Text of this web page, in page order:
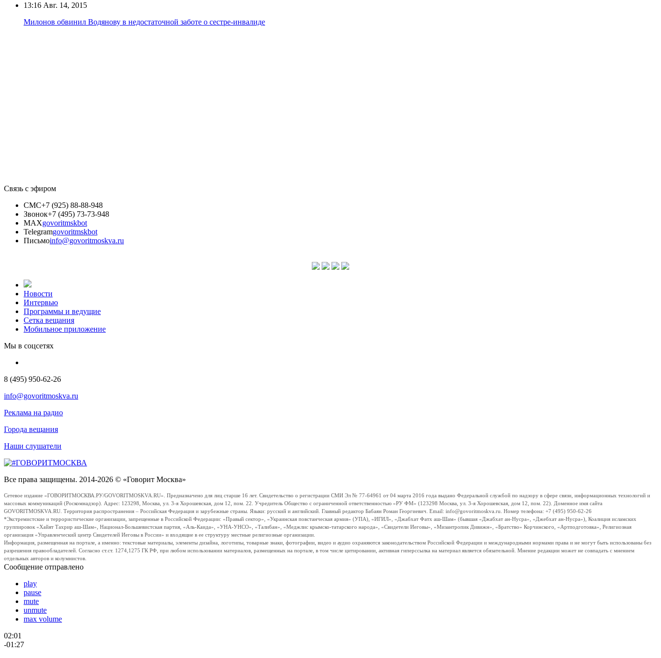
13:16 Авг. 14, 2015
Милонов обвинил Водянову в недостаточной заботе о сестре-инвалиде
Связь с эфиром
СМС+7 (925) 88-88-948
Звонок+7 (495) 73-73-948
MAXgovoritmskbot
Telegramgovoritmskbot
Письмоinfo@govoritmoskva.ru
Новости
Интервью
Программы и ведущие
Сетка вещания
Мобильное приложение
Мы в соцсетях
8 (495) 950-62-26
info@govoritmoskva.ru
Реклама на радио
Города вещания
Наши слушатели
Все права защищены. 2014-2026 © «Говорит Москва»
Сетевое издание «ГОВОРИТМОСКВА.РУ/GOVORITMOSKVA.RU». Предназначено для лиц старше 16 лет. Свидетельство о регистрации СМИ Эл № 77-64961 от 04 марта 2016 года выдано Федеральной службой по надзору в сфере связи, информационных технологий и
массовых коммуникаций (Роскомнадзор). Адрес: 123298, Москва, ул. 3-я Хорошевская, дом 12, пом. 22. Учредитель Общество с ограниченной ответственностью «РУ ФМ» (123298 Москва, ул. 3-я Хорошевская, дом 12, пом. 22). Доменное имя сайта
GOVORITMOSKVA.RU. Территория распространения – Российская Федерация и зарубежные страны. Языки: русский и английский. Главный редактор Бабаян Роман Георгиевич. Email: info@govoritmoskva.ru. Номер телефона: +7 (495) 950-62-26
*Экстремистские и террористические организации, запрещенные в Российской Федерации: «Правый сектор», «Украинская повстанческая армия» (УПА), «ИГИЛ», «Джабхат Фатх аш-Шам» (бывшая «Джабхат ан-Нусра», «Джебхат ан-Нусра»), Коалиция исламских
группировок «Хайят Тахрир аш-Шам», Национал-Большевистская партия, «Аль-Каида», «УНА-УНСО», «Талибан», «Меджлис крымско-татарского народа», «Свидетели Иеговы», «Мизантропик Дивижн», «Братство» Корчинского, «Артподготовка», Религиозная
организация «Управленческий центр Свидетелей Иеговы в России» и входящие в ее структуру местные религиозные организации.
Информация, размещенная на портале, а именно: текстовые материалы, элементы дизайна, логотипы, товарные знаки, фотографии, видео и аудио охраняются законодательством Российской Федерации и международными нормами права и не могут быть использованы без
разрешения правообладателей. Согласно ст.ст. 1274,1275 ГК РФ, при любом использовании материалов, размещенных на портале, в том числе цитировании, активная гиперссылка на материал является обязательной. Мнение редакции может не совпадать с мнением
отдельных авторов и колумнистов.
Сообщение отправлено
play
pause
mute
unmute
max volume
02:01
-01:27